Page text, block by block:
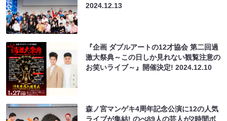
2024.12.13
『企画 ダブルアートの12才協会 第二回過
激大祭典～この日しか見れない観覧注意の
お笑いライブ～』開催決定!2024.12.10
森ノ宮マンゲキ4周年記念公演に12の人気
ライブが集結! のべ89人の芸人が2時間ボ